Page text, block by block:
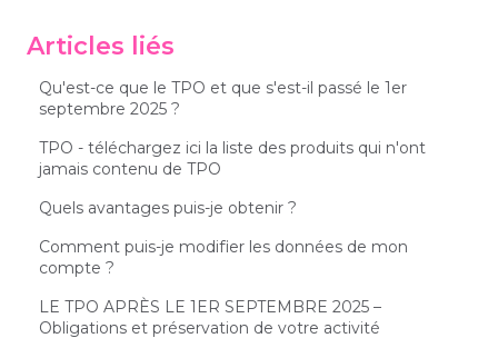
Articles liés
Qu'est-ce que le TPO et que s'est-il passé le 1er
septembre 2025 ?
TPO - téléchargez ici la liste des produits qui n'ont
jamais contenu de TPO
Quels avantages puis-je obtenir ?
Comment puis-je modifier les données de mon
compte ?
LE TPO APRÈS LE 1ER SEPTEMBRE 2025 –
Obligations et préservation de votre activité